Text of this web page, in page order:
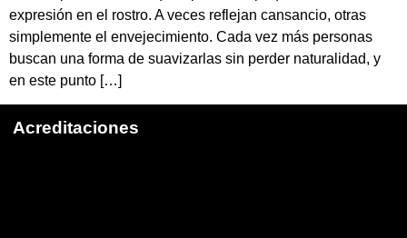
expresión en el rostro. A veces reflejan cansancio, otras
simplemente el envejecimiento. Cada vez más personas
buscan una forma de suavizarlas sin perder naturalidad, y
en este punto […]
Acreditaciones